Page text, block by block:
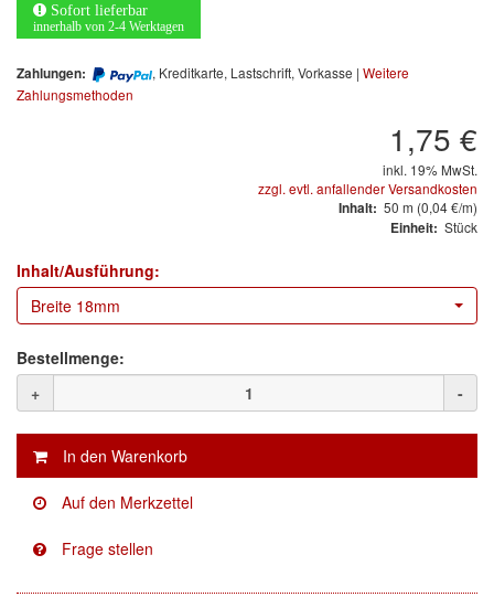
Facdos
Indasa
(1)
Novol
(21)
Sia
(3)
Spectral
Sofort lieferbar
innerhalb von 2-4 Werktagen
Zahlungen: , Kreditkarte, Lastschrift, Vorkasse | Weitere
Zahlungsmethoden
1,75 €
inkl. 19% MwSt.
zzgl. evtl. anfallender Versandkosten
Inhalt: 50 m (0,04 €/m)
Einheit: Stück
Inhalt/Ausführung:
Breite 18mm
Bestellmenge:
+
-